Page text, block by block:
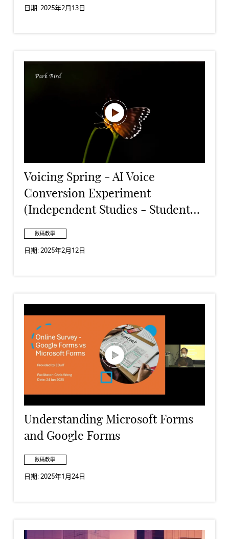
日期:2025年2月13日
Voicing Spring - AI Voice
Conversion Experiment
(Independent Studies - Student
Work)
數碼教學
日期:2025年2月12日
Understanding Microsoft Forms
and Google Forms
數碼教學
日期:2025年1月24日